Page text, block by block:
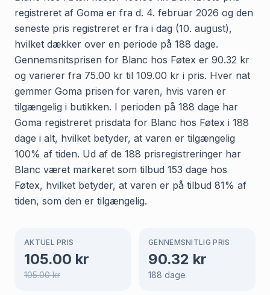
registreret af Goma er fra d. 4. februar 2026 og den
seneste pris registreret er fra i dag (10. august),
hvilket dækker over en periode på 188 dage.
Gennemsnitsprisen for Blanc hos Føtex er 90.32 kr
og varierer fra 75.00 kr til 109.00 kr i pris. Hver nat
gemmer Goma prisen for varen, hvis varen er
tilgængelig i butikken. I perioden på 188 dage har
Goma registreret prisdata for Blanc hos Føtex i 188
dage i alt, hvilket betyder, at varen er tilgængelig
100% af tiden. Ud af de 188 prisregistreringer har
Blanc været markeret som tilbud 153 dage hos
Føtex, hvilket betyder, at varen er på tilbud 81% af
tiden, som den er tilgængelig.
AKTUEL PRIS
105.00 kr
105.00kr
GENNEMSNITLIG PRIS
90.32 kr
188 dage